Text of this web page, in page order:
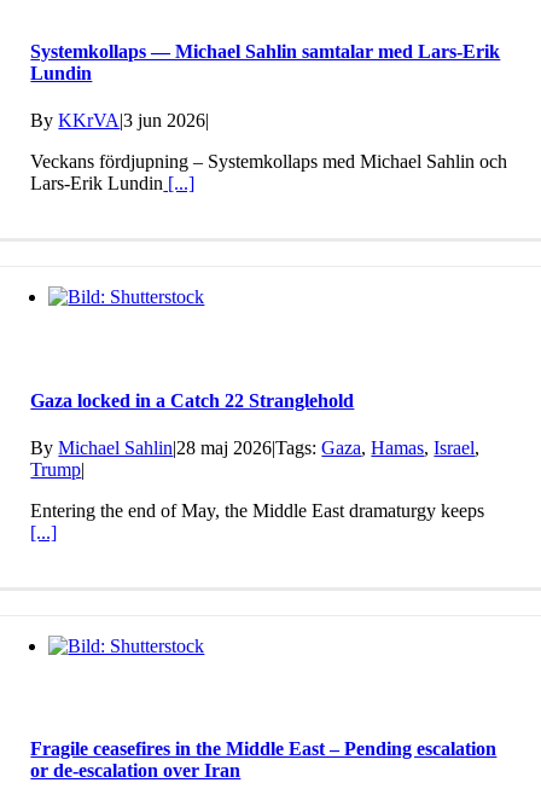
Systemkollaps — Michael Sahlin samtalar med Lars-Erik
Lundin
ByKKrVA|3 jun 2026|
Veckans fördjupning – Systemkollaps med Michael Sahlin och
Lars-Erik Lundin [...]
Gaza locked in a Catch 22 Stranglehold
ByMichael Sahlin|28 maj 2026|Tags:Gaza,Hamas,Israel,
Trump|
Entering the end of May, the Middle East dramaturgy keeps
[...]
Fragile ceasefires in the Middle East – Pending escalation
or de-escalation over Iran